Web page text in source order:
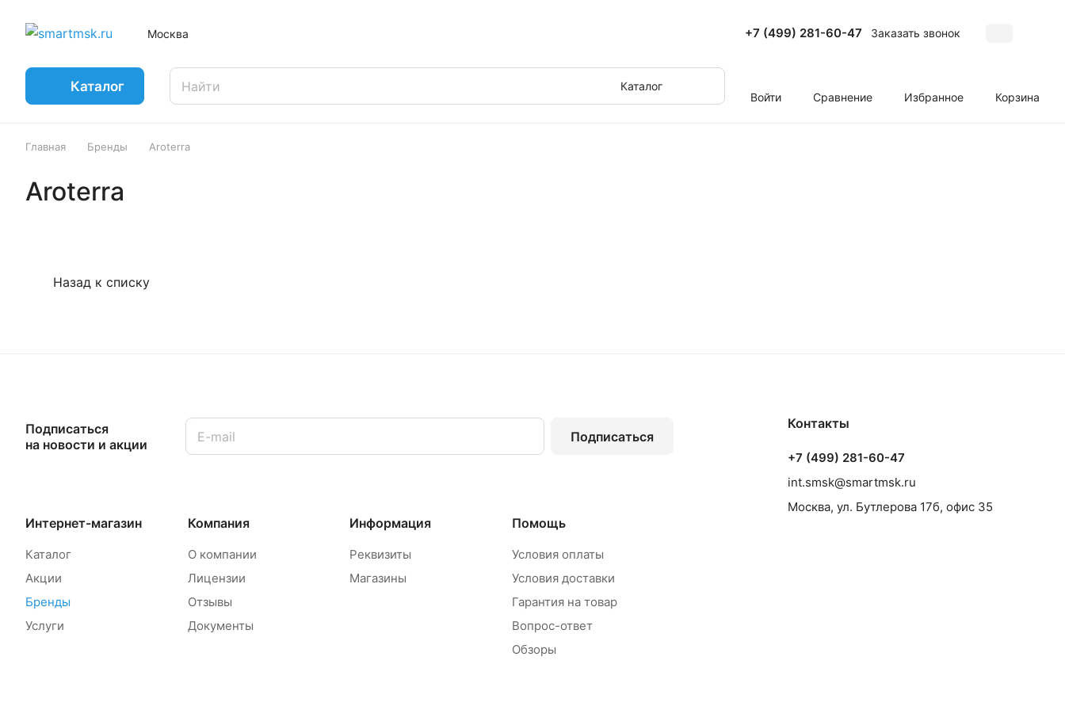
Москва +7 (499) 281-60-47 Заказать звонок
Каталог
Каталог
Войти
Сравнение Избранное Корзина
Главная Бренды Aroterra
Aroterra
Назад к списку
Подписаться
на новости и акции
Подписаться
Интернет-магазин
Каталог
Акции
Бренды
Услуги
Компания
О компании
Лицензии
Отзывы
Документы
Информация
Реквизиты
Магазины
Помощь
Условия оплаты
Условия доставки
Гарантия на товар
Вопрос-ответ
Обзоры
Контакты
+7 (499) 281-60-47
int.smsk@smartmsk.ru
Москва, ул. Бутлерова 17б, офис 35